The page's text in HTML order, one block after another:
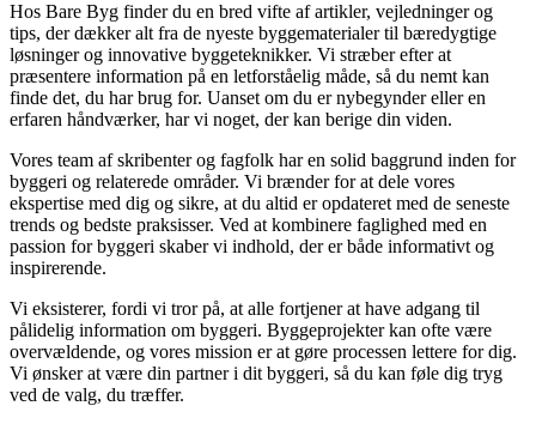
Hos Bare Byg finder du en bred vifte af artikler, vejledninger og
tips, der dækker alt fra de nyeste byggematerialer til bæredygtige
løsninger og innovative byggeteknikker. Vi stræber efter at
præsentere information på en letforståelig måde, så du nemt kan
finde det, du har brug for. Uanset om du er nybegynder eller en
erfaren håndværker, har vi noget, der kan berige din viden.
Vores team af skribenter og fagfolk har en solid baggrund inden for
byggeri og relaterede områder. Vi brænder for at dele vores
ekspertise med dig og sikre, at du altid er opdateret med de seneste
trends og bedste praksisser. Ved at kombinere faglighed med en
passion for byggeri skaber vi indhold, der er både informativt og
inspirerende.
Vi eksisterer, fordi vi tror på, at alle fortjener at have adgang til
pålidelig information om byggeri. Byggeprojekter kan ofte være
overvældende, og vores mission er at gøre processen lettere for dig.
Vi ønsker at være din partner i dit byggeri, så du kan føle dig tryg
ved de valg, du træffer.